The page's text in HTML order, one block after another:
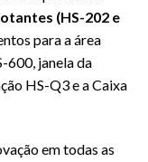
(HS-202 e
para a área
600, janela da
HS-Q3 e a Caixa
em todas as